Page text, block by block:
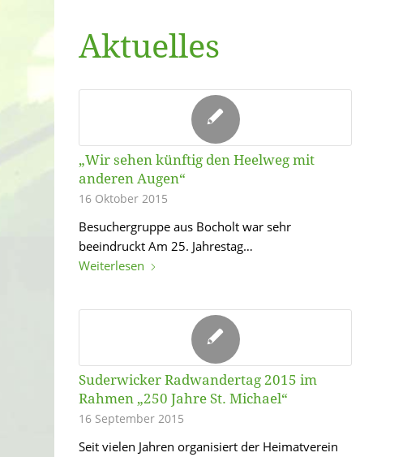
Aktuelles
„Wir sehen künftig den Heelweg mit
anderen Augen“
16 Oktober 2015
Besuchergruppe aus Bocholt war sehr
beeindruckt Am 25. Jahrestag…
Weiterlesen
Suderwicker Radwandertag 2015 im
Rahmen „250 Jahre St. Michael“
16 September 2015
Seit vielen Jahren organisiert der Heimatverein